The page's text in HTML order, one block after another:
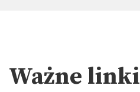
Ważne linki